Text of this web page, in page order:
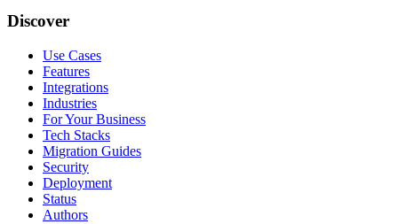
Discover
Use Cases
Features
Integrations
Industries
For Your Business
Tech Stacks
Migration Guides
Security
Deployment
Status
Authors